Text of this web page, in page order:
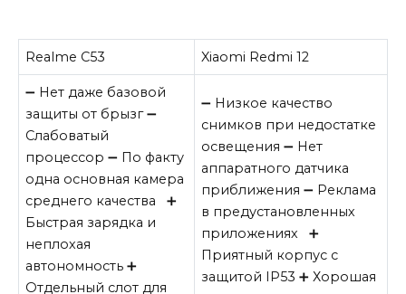
Realme C53 Xiaomi Redmi 12
➖ Нет даже базовой
защиты от брызг ➖
Слабоватый
процессор ➖ По факту
одна основная камера
среднего качества ➕
Быстрая зарядка и
неплохая
автономность ➕
Отдельный слот для
➖ Низкое качество
снимков при недостатке
освещения ➖ Нет
аппаратного датчика
приближения ➖ Реклама
в предустановленных
приложениях ➕
Приятный корпус с
защитой IP53 ➕ Хорошая